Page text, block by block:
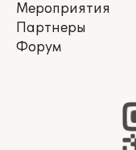
Мероприятия
Партнеры
Форум